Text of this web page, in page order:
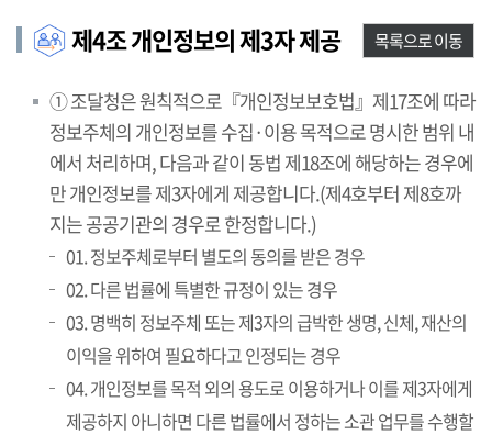
제4조 개인정보의 제3자 제공 목록으로 이동
① 조달청은 원칙적으로『개인정보보호법』제17조에 따라
정보주체의 개인정보를 수집·이용 목적으로 명시한 범위 내
에서 처리하며, 다음과 같이 동법 제18조에 해당하는 경우에
만 개인정보를 제3자에게 제공합니다.(제4호부터 제8호까
지는 공공기관의 경우로 한정합니다.)
01. 정보주체로부터 별도의 동의를 받은 경우
02. 다른 법률에 특별한 규정이 있는 경우
03. 명백히 정보주체 또는 제3자의 급박한 생명, 신체, 재산의
이익을 위하여 필요하다고 인정되는 경우
04. 개인정보를 목적 외의 용도로 이용하거나 이를 제3자에게
제공하지 아니하면 다른 법률에서 정하는 소관 업무를 수행할